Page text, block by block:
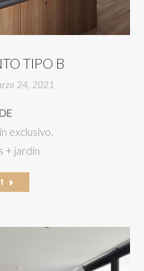
TIPO B
24, 2021
exclusivo.
+ jardín